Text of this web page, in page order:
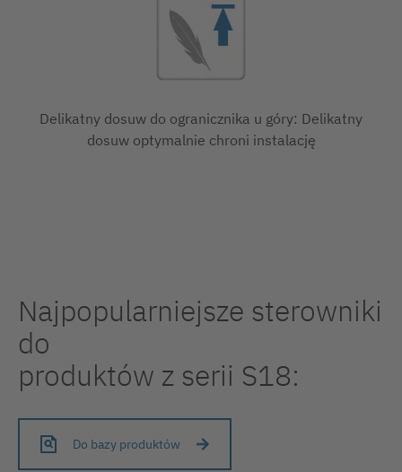
Delikatny dosuw do ogranicznika u góry: Delikatny
dosuw optymalnie chroni instalację
Najpopularniejsze sterowniki
do
produktów z serii S18:
Do bazy produktów